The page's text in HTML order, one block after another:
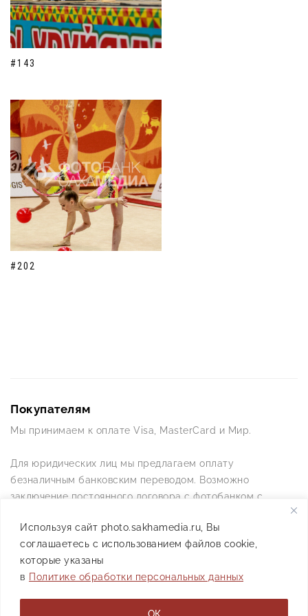
Используя сайт photo.sakhamedia.ru, Вы
соглашаетесь с использованием файлов cookie,
которые указаны
в Политике обработки персональных данных
ОК
#143
#202
Покупателям
Мы принимаем к оплате Visa, MasterCard и Мир.
Для юридических лиц мы предлагаем оплату
безналичным банковским переводом. Возможно
заключение постоянного договора с фотобанком с
Позвоните нам по телефону +7(4112) 42-09-42 — и мы
ответим на все ваши вопросы